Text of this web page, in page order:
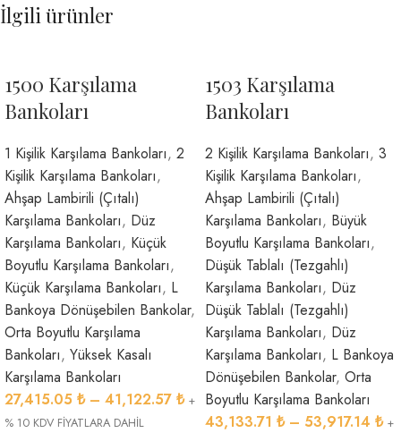
İlgili ürünler
1500 Karşılama
Bankoları
1 Kişilik Karşılama Bankoları, 2
Kişilik Karşılama Bankoları,
Ahşap Lambirili (Çıtalı)
Karşılama Bankoları, Düz
Karşılama Bankoları, Küçük
Boyutlu Karşılama Bankoları,
Küçük Karşılama Bankoları, L
Bankoya Dönüşebilen Bankolar,
Orta Boyutlu Karşılama
Bankoları, Yüksek Kasalı
Karşılama Bankoları
27,415.05 ₺ – 41,122.57 ₺ +
% 10 KDV FİYATLARA DAHİL
1503 Karşılama
Bankoları
2 Kişilik Karşılama Bankoları, 3
Kişilik Karşılama Bankoları,
Ahşap Lambirili (Çıtalı)
Karşılama Bankoları, Büyük
Boyutlu Karşılama Bankoları,
Düşük Tablalı (Tezgahlı)
Karşılama Bankoları, Düz
Düşük Tablalı (Tezgahlı)
Karşılama Bankoları, Düz
Karşılama Bankoları, L Bankoya
Dönüşebilen Bankolar, Orta
Boyutlu Karşılama Bankoları
43,133.71 ₺ – 53,917.14 ₺ +